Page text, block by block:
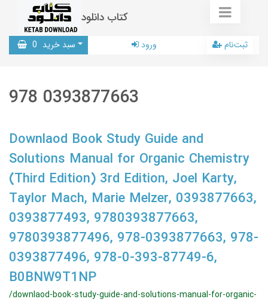
کتاب دانلود
سبد خرید 0 ورود ثبت‌نام
978 0393877663
Downlaod Book Study Guide and
Solutions Manual for Organic Chemistry
(Third Edition) 3rd Edition, Joel Karty,
Taylor Mach, Marie Melzer, 0393877663,
0393877493, 9780393877663,
9780393877496, 978-0393877663, 978-
0393877496, 978-0-393-87749-6,
B0BNW9T1NP
/downlaod-book-study-guide-and-solutions-manual-for-organic-